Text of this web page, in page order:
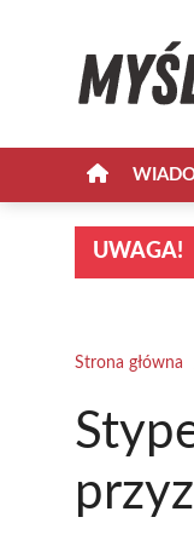
UWAGA!
Strona główna